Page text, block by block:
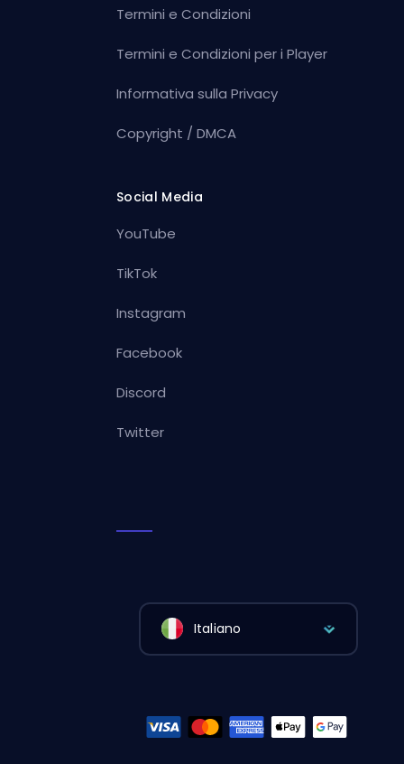
Termini e Condizioni
Termini e Condizioni per i Player
Informativa sulla Privacy
Copyright / DMCA
Social Media
YouTube
TikTok
Instagram
Facebook
Discord
Twitter
Italiano